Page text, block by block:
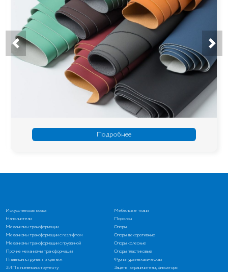
Подробнее
Искусственная кожа
Мебельные ткани
Наполнители
Поролон
Механизмы трансформации
Механизмы трансформации с газлифтом
Механизмы трансформации с пружиной
Прочие механизмы трансформации
Опоры
Опоры декоративные
Опоры колесные
Опоры пластиковые
Пневмоинструмент и крепеж
ЗИП к пневмоинструменту
Фурнитура механическая
Зацепы, ограничители, фиксаторы